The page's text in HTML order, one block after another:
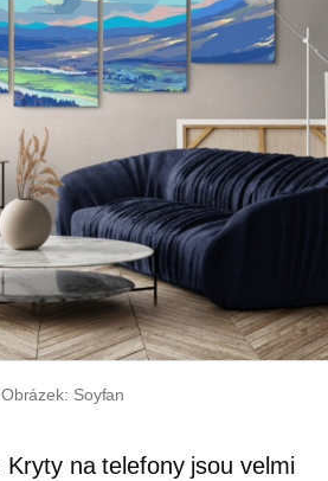
Obrázek: Soyfan
Kryty na telefony jsou velmi